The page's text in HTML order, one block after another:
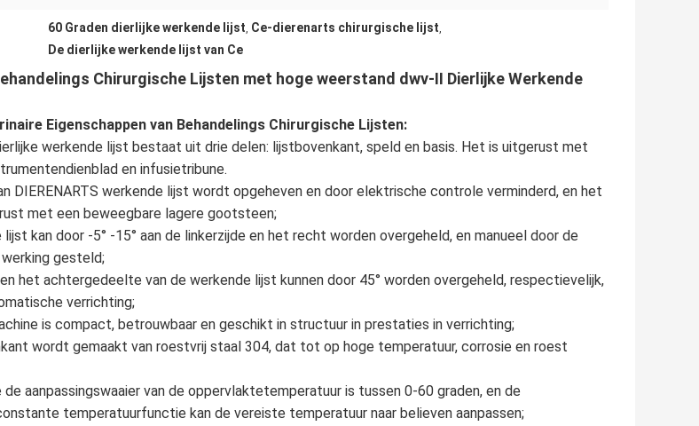
60 Graden dierlijke werkende lijst, Ce-dierenarts chirurgische lijst,
De dierlijke werkende lijst van Ce
Chirurgische Lijsten met hoge weerstand dwv-II Dierlijke Werkende
Eigenschappen van Behandelings Chirurgische Lijsten:
werkende lijst bestaat uit drie delen: lijstbovenkant, speld en basis. Het is uitgerust met
en infusietribune.
DIERENARTS werkende lijst wordt opgeheven en door elektrische controle verminderd, en het
met een beweegbare lagere gootsteen;
lijst kan door -5° -15° aan de linkerzijde en het recht worden overgeheld, en manueel door de
gesteld;
het achtergedeelte van de werkende lijst kunnen door 45° worden overgeheld, respectievelijk,
verrichting;
is compact, betrouwbaar en geschikt in structuur in prestaties in verrichting;
wordt gemaakt van roestvrij staal 304, dat tot op hoge temperatuur, corrosie en roest
de aanpassingswaaier van de oppervlaktetemperatuur is tussen 0-60 graden, en de
temperatuurfunctie kan de vereiste temperatuur naar believen aanpassen;